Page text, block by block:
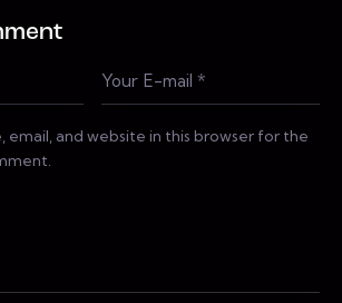
email, and website in this browser for the